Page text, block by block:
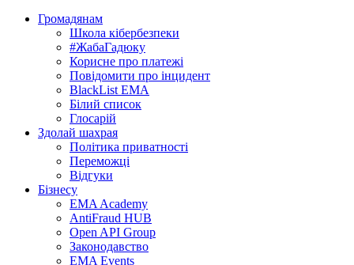
Громадянам
Школа кібербезпеки
#ЖабаГадюку
Корисне про платежі
Повідомити про інцидент
BlackList EMA
Білий список
Глосарій
Здолай шахрая
Політика приватності
Переможцi
Відгуки
Бізнесу
EMA Academy
AntiFraud HUB
Open API Group
Законодавство
EMA Events